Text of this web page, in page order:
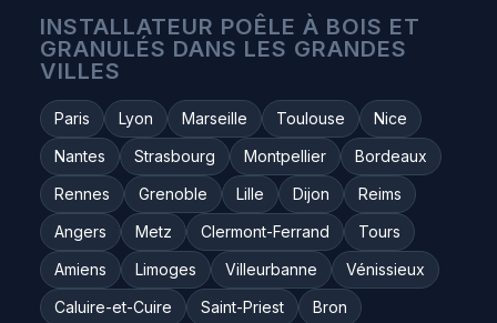
INSTALLATEUR POÊLE À BOIS ET
GRANULÉS DANS LES GRANDES
VILLES
Paris Lyon Marseille Toulouse
Nice
Nantes
Strasbourg Montpellier
Bordeaux
Rennes
Grenoble Lille Dijon
Reims
Angers
Metz Clermont-Ferrand
Tours
Amiens
Limoges Villeurbanne
Vénissieux
Caluire-et-Cuire
Saint-Priest
Bron